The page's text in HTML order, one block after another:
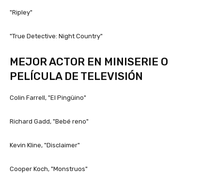
"Ripley"
"True Detective: Night Country"
MEJOR ACTOR EN MINISERIE O
PELÍCULA DE TELEVISIÓN
Colin Farrell, "El Pingüino"
Richard Gadd, "Bebé reno"
Kevin Kline, "Disclaimer"
Cooper Koch, "Monstruos"